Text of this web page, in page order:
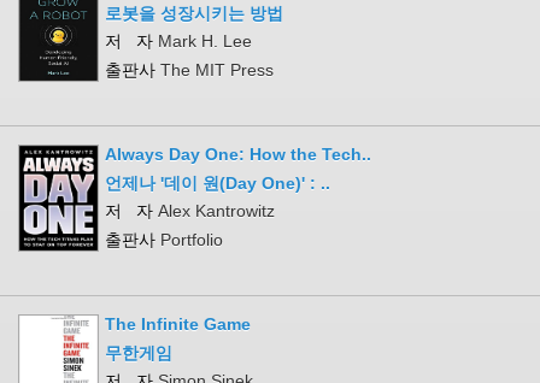
로봇을 성장시키는 방법
저 자 Mark H. Lee
출판사 The MIT Press
Always Day One: How the Tech..
언제나 '데이 원(Day One)' : ..
저 자 Alex Kantrowitz
출판사 Portfolio
The Infinite Game
무한게임